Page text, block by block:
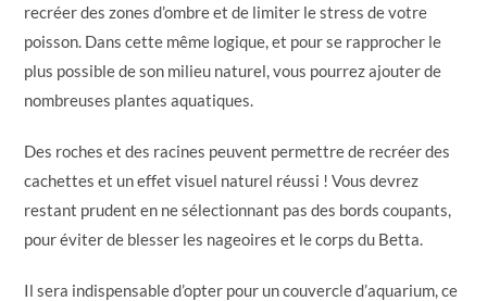
recréer des zones d’ombre et de limiter le stress de votre
poisson. Dans cette même logique, et pour se rapprocher le
plus possible de son milieu naturel, vous pourrez ajouter de
nombreuses plantes aquatiques.
Des roches et des racines peuvent permettre de recréer des
cachettes et un effet visuel naturel réussi ! Vous devrez
restant prudent en ne sélectionnant pas des bords coupants,
pour éviter de blesser les nageoires et le corps du Betta.
Il sera indispensable d’opter pour un couvercle d’aquarium, ce